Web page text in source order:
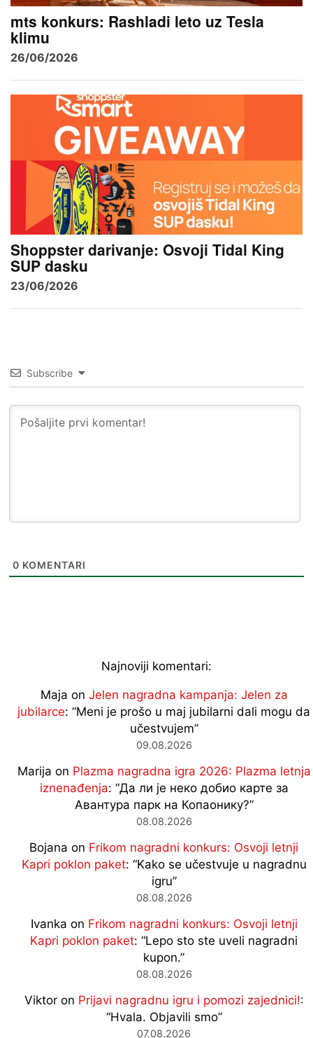
mts konkurs: Rashladi leto uz Tesla
klimu
26/06/2026
Shoppster darivanje: Osvoji Tidal King
SUP dasku
23/06/2026
Subscribe
0 KOMENTARI
Najnoviji komentari:
Maja on Jelen nagradna kampanja: Jelen za
jubilarce: “Meni je prošo u maj jubilarni dali mogu da
učestvujem”
09.08.2026
Marija on Plazma nagradna igra 2026: Plazma letnja
iznenađenja: “Да ли је неко добио карте за
Авантура парк на Копаонику?”
08.08.2026
Bojana on Frikom nagradni konkurs: Osvoji letnji
Kapri poklon paket: “Kako se učestvuje u nagradnu
igru”
08.08.2026
Ivanka on Frikom nagradni konkurs: Osvoji letnji
Kapri poklon paket: “Lepo sto ste uveli nagradni
kupon.”
08.08.2026
Viktoron Prijavi nagradnu igru i pomozi zajednici!:
“Hvala. Objavili smo”
07.08.2026